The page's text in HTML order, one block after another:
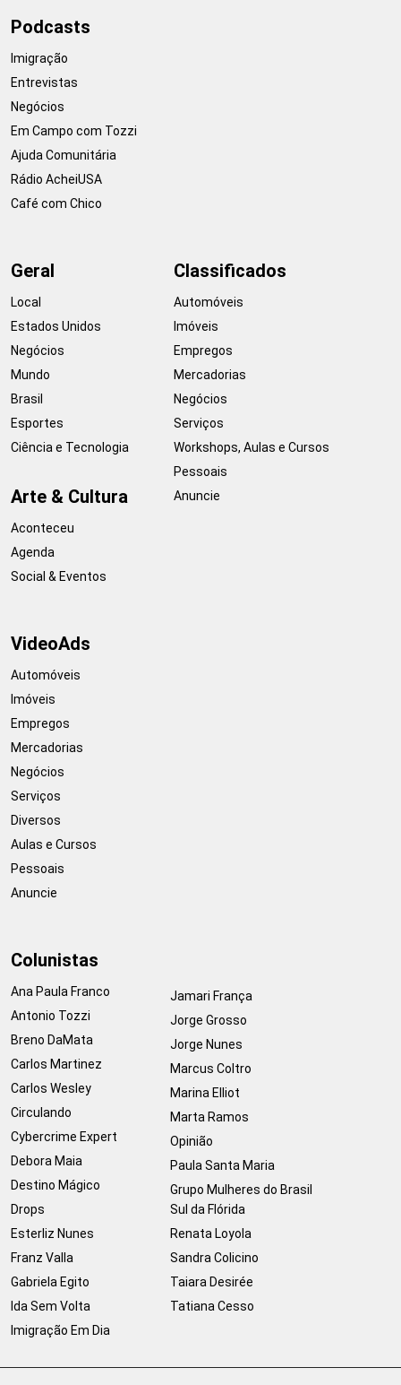
Podcasts
Imigração
Entrevistas
Negócios
Em Campo com Tozzi
Ajuda Comunitária
Rádio AcheiUSA
Café com Chico
Geral
Local
Estados Unidos
Negócios
Mundo
Brasil
Esportes
Ciência e Tecnologia
Arte & Cultura
Aconteceu
Agenda
Social & Eventos
Classificados
Automóveis
Imóveis
Empregos
Mercadorias
Negócios
Serviços
Workshops, Aulas e Cursos
Pessoais
Anuncie
VideoAds
Automóveis
Imóveis
Empregos
Mercadorias
Negócios
Serviços
Diversos
Aulas e Cursos
Pessoais
Anuncie
Colunistas
Ana Paula Franco
Antonio Tozzi
Breno DaMata
Carlos Martinez
Carlos Wesley
Circulando
Cybercrime Expert
Debora Maia
Destino Mágico
Drops
Esterliz Nunes
Franz Valla
Gabriela Egito
Ida Sem Volta
Imigração Em Dia
Jamari França
Jorge Grosso
Jorge Nunes
Marcus Coltro
Marina Elliot
Marta Ramos
Opinião
Paula Santa Maria
Grupo Mulheres do Brasil
Sul da Flórida
Renata Loyola
Sandra Colicino
Taiara Desirée
Tatiana Cesso